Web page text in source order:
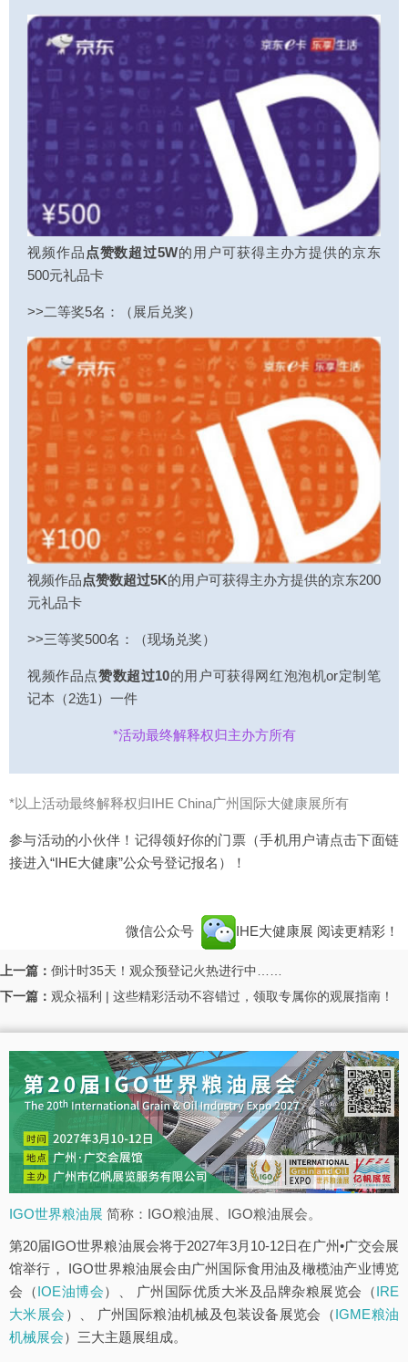
视频作品 点赞数超过5W的用户可获得主办方提供的京东
500元礼品卡
>>二等奖5名：（展后兑奖）
视频作品点赞数超过5K的用户可获得主办方提供的京东200
元礼品卡
>>三等奖500名：（现场兑奖）
视频作品点赞数超过10的用户可获得网红泡泡机or定制笔
记本（2选1）一件
*活动最终解释权归主办方所有
*以上活动最终解释权归IHE China广州国际大健康展所有
参与活动的小伙伴！记得领好你的门票（手机用户请点击下面链
接进入“IHE大健康”公众号登记报名）！
微信公众号 IHE大健康展 阅读更精彩！
上一篇： 倒计时35天！观众预登记火热进行中……
下一篇： 观众福利 | 这些精彩活动不容错过，领取专属你的观展指南！
IGO世界粮油展 简称：IGO粮油展、IGO粮油展会。
第20届IGO世界粮油展会将于2027年3月10-12日在广州•广交会展
馆举行， IGO世界粮油展会由广州国际食用油及橄榄油产业博览
会（IOE油博会）、 广州国际优质大米及品牌杂粮展览会（IRE
大米展会 ）、 广州国际粮油机械及包装设备展览会（IGME粮油
机械展会）三大主题展组成。